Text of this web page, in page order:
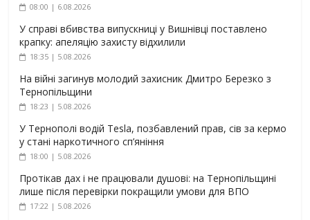
08:00 | 6.08.2026
У справі вбивства випускниці у Вишнівці поставлено
крапку: апеляцію захисту відхилили
18:35 | 5.08.2026
На війні загинув молодий захисник Дмитро Березко з
Тернопільщини
18:23 | 5.08.2026
У Тернополі водій Tesla, позбавлений прав, сів за кермо
у стані наркотичного сп’яніння
18:00 | 5.08.2026
Протікав дах і не працювали душові: на Тернопільщині
лише після перевірки покращили умови для ВПО
17:22 | 5.08.2026